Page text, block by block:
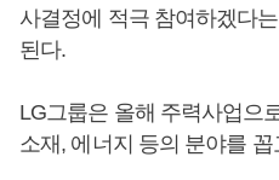
사결정에 적극 참여하겠다
된다.
LG그룹은 올해 주력사업으
소재, 에너지 등의 분야를